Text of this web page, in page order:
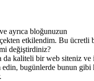
ayrıca bloğunuzun
etkilendim. Bu ücretli
değiştirdiniz?
da kaliteli bir web siteniz ve
edin, bugünlerde bunun